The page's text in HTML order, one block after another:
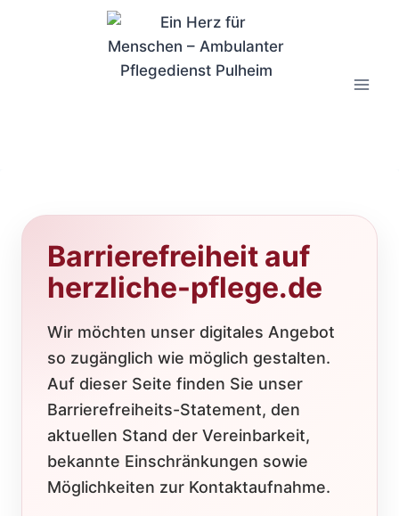
Barrierefreiheit auf
herzliche-pflege.de
Wir möchten unser digitales Angebot
so zugänglich wie möglich gestalten.
Auf dieser Seite finden Sie unser
Barrierefreiheits-Statement, den
aktuellen Stand der Vereinbarkeit,
bekannte Einschränkungen sowie
Möglichkeiten zur Kontaktaufnahme.